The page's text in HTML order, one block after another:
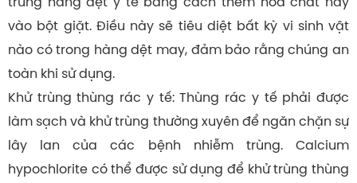
vào bột giặt. Điều này sẽ tiêu diệt bất kỳ vi sinh vật
nào có trong hàng dệt may, đảm bảo rằng chúng an
toàn khi sử dụng.
Khử trùng thùng rác y tế: Thùng rác y tế phải được
làm sạch và khử trùng thường xuyên để ngăn chặn sự
lây lan của các bệnh nhiễm trùng. Calcium
hypochlorite có thể được sử dụng để khử trùng thùng